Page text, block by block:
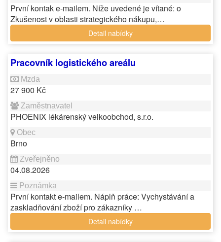
První kontak e-mailem. Níže uvedené je vítané: o
Zkušenost v oblasti strategického nákupu,…
Detail nabídky
Pracovník logistického areálu
27 900 Kč
PHOENIX lékárenský velkoobchod, s.r.o.
Brno
04.08.2026
První kontakt e-mailem. Náplň práce: Vychystávání a
zaskladňování zboží pro zákazníky …
Detail nabídky